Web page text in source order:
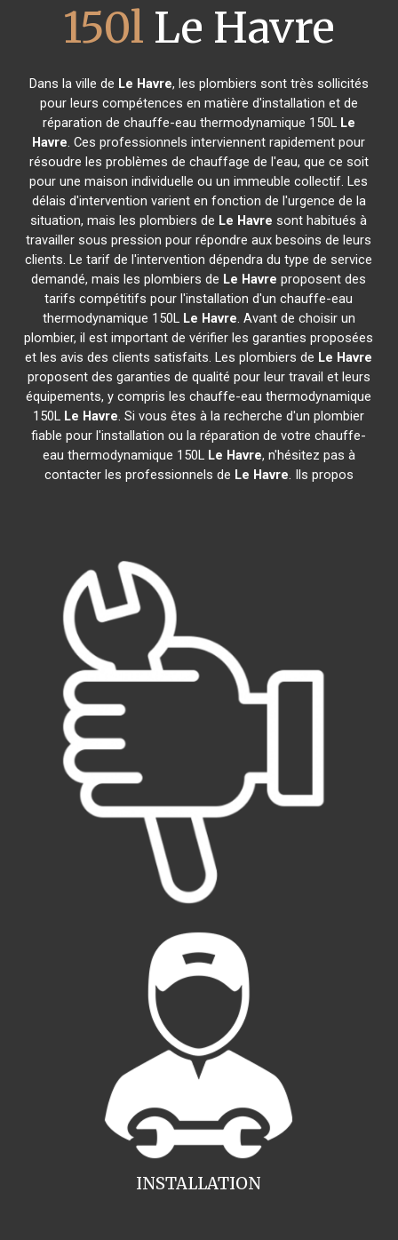
150l Le Havre
Dans la ville de Le Havre, les plombiers sont très sollicités
pour leurs compétences en matière d'installation et de
réparation de chauffe-eau thermodynamique 150L Le
Havre. Ces professionnels interviennent rapidement pour
résoudre les problèmes de chauffage de l'eau, que ce soit
pour une maison individuelle ou un immeuble collectif. Les
délais d'intervention varient en fonction de l'urgence de la
situation, mais les plombiers de Le Havre sont habitués à
travailler sous pression pour répondre aux besoins de leurs
clients. Le tarif de l'intervention dépendra du type de service
demandé, mais les plombiers de Le Havre proposent des
tarifs compétitifs pour l'installation d'un chauffe-eau
thermodynamique 150L Le Havre. Avant de choisir un
plombier, il est important de vérifier les garanties proposées
et les avis des clients satisfaits. Les plombiers de Le Havre
proposent des garanties de qualité pour leur travail et leurs
équipements, y compris les chauffe-eau thermodynamique
150L Le Havre. Si vous êtes à la recherche d'un plombier
fiable pour l'installation ou la réparation de votre chauffe-
eau thermodynamique 150L Le Havre, n'hésitez pas à
contacter les professionnels de Le Havre. Ils propos
INSTALLATION